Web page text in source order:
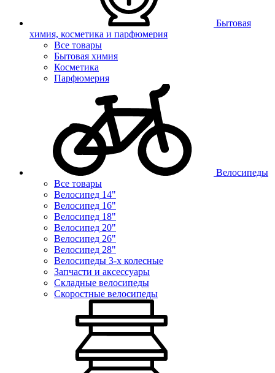
Бытовая
химия, косметика и парфюмерия
Все товары
Бытовая химия
Косметика
Парфюмерия
Велосипеды
Все товары
Велосипед 14"
Велосипед 16"
Велосипед 18"
Велосипед 20"
Велосипед 26"
Велосипед 28"
Велосипеды 3-х колесные
Запчасти и аксессуары
Складные велосипеды
Скоростные велосипеды